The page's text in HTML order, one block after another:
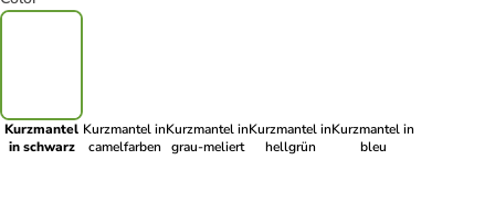
Kurzmantel
in schwarz
Kurzmantel in
camelfarben
Kurzmantel in
grau-meliert
Kurzmantel in
hellgrün
Kurzmantel in
bleu